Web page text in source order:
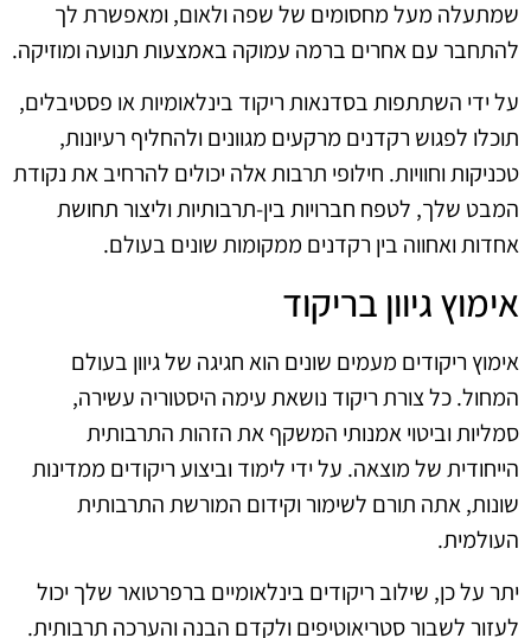
שמתעלה מעל מחסומים של שפה ולאום, ומאפשרת לך
להתחבר עם אחרים ברמה עמוקה באמצעות תנועה ומוזיקה.
על ידי השתתפות בסדנאות ריקוד בינלאומיות או פסטיבלים,
תוכלו לפגוש רקדנים מרקעים מגוונים ולהחליף רעיונות,
טכניקות וחוויות. חילופי תרבות אלה יכולים להרחיב את נקודת
המבט שלך, לטפח חברויות בין-תרבותיות וליצור תחושת
אחדות ואחווה בין רקדנים ממקומות שונים בעולם.
אימוץ גיוון בריקוד
אימוץ ריקודים מעמים שונים הוא חגיגה של גיוון בעולם
המחול. כל צורת ריקוד נושאת עימה היסטוריה עשירה,
סמליות וביטוי אמנותי המשקף את הזהות התרבותית
הייחודית של מוצאה. על ידי לימוד וביצוע ריקודים ממדינות
שונות, אתה תורם לשימור וקידום המורשת התרבותית
העולמית.
יתר על כן, שילוב ריקודים בינלאומיים ברפרטואר שלך יכול
לעזור לשבור סטריאוטיפים ולקדם הבנה והערכה תרבותית.